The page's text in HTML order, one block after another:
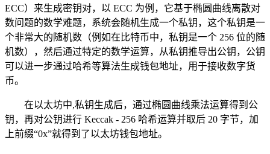
ECC）来生成密钥对，以 ECC 为例，它基于椭圆曲线离散对
数问题的数学难题，系统会随机生成一个私钥，这个私钥是一
个非常大的随机数（例如在比特币中，私钥是一个 256 位的随
机数），然后通过特定的数学运算，从私钥推导出公钥，公钥
可以进一步通过哈希等算法生成钱包地址，用于接收数字货
币。
在以太坊中,私钥生成后，通过椭圆曲线乘法运算得到公
钥，再对公钥进行 Keccak - 256 哈希运算并取后 20 字节，加
上前缀“0x”就得到了以太坊钱包地址。